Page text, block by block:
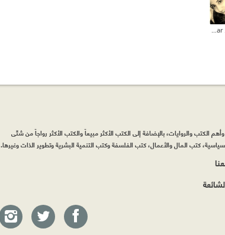
الكتب والروايات، بالإضافة إلى الكتب الأكثر مبيعاً والكتب الأكثر رواجاً من شتّى
كتب المال والأعمال، كتب الفلسفة وكتب التنمية البشرية وتطوير الذات وغيرها.